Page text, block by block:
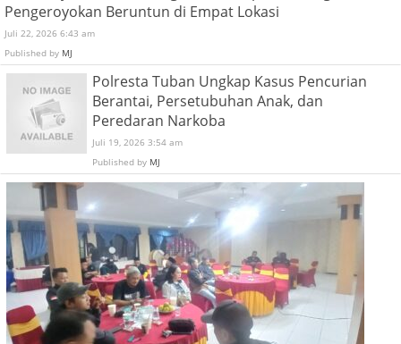
Pengeroyokan Beruntun di Empat Lokasi
Juli 22, 2026 6:43 am
Published by MJ
Polresta Tuban Ungkap Kasus Pencurian
Berantai, Persetubuhan Anak, dan
Peredaran Narkoba
Juli 19, 2026 3:54 am
Published by MJ